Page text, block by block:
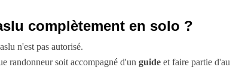
complètement en solo ?
n'est pas autorisé.
randonneur soit accompagné d'un guide et faire partie d'au